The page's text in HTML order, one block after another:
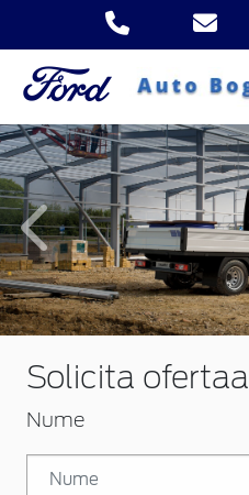
Inapoi
Solicita ofertaa
Nume